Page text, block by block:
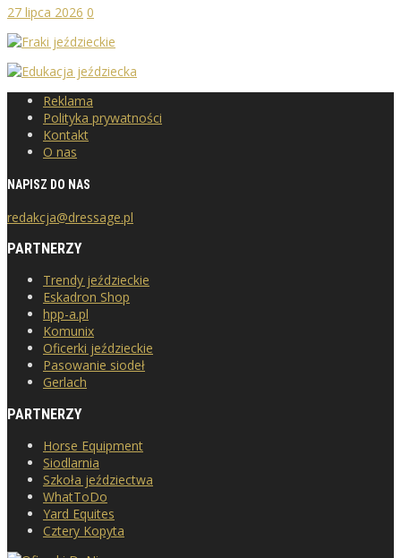
27 lipca 2026 0
Reklama
Polityka prywatności
Kontakt
O nas
NAPISZ DO NAS
redakcja@dressage.pl
PARTNERZY
Trendy jeździeckie
Eskadron Shop
hpp-a.pl
Komunix
Oficerki jeździeckie
Pasowanie siodeł
Gerlach
PARTNERZY
Horse Equipment
Siodlarnia
Szkoła jeździectwa
WhatToDo
Yard Equites
Cztery Kopyta